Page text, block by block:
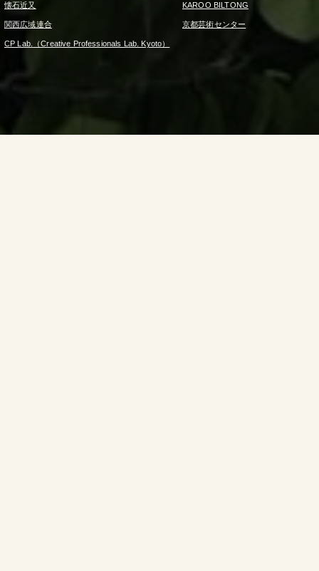
懐石近又 KAROO BILTONG
関西広域連合 京都芸術センター
CP Lab.（Creative Professionals Lab. Kyoto）